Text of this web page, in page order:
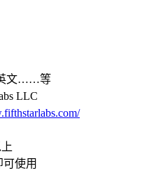
文……等
LLC
使用